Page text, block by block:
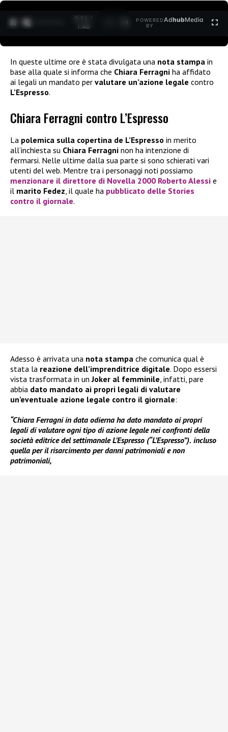
0:15 /
1:40
POWERED
BY
AdhubMedia
In queste ultime ore è stata divulgata una nota stampa in
base alla quale si informa che Chiara Ferragni ha affidato
ai legali un mandato per valutare un’azione legale contro
L’Espresso.
Chiara Ferragni contro L’Espresso
La polemica sulla copertina de L’Espresso in merito
all’inchiesta su Chiara Ferragni non ha intenzione di
fermarsi. Nelle ultime dalla sua parte si sono schierati vari
utenti del web. Mentre tra i personaggi noti possiamo
menzionare il direttore di Novella 2000 Roberto Alessi e
il marito Fedez, il quale ha pubblicato delle Stories
contro il giornale.
Adesso è arrivata una nota stampa che comunica qual è
stata la reazione dell’imprenditrice digitale. Dopo essersi
vista trasformata in unJoker al femminile, infatti, pare
abbia dato mandato ai propri legali di valutare
un’eventuale azione legale contro il giornale:
“Chiara Ferragni in data odierna ha dato mandato ai propri
legali di valutare ogni tipo di azione legale nei confronti della
società editrice del settimanale L’Espresso (“L’Espresso”). incluso
quella per il risarcimento per danni patrimoniali e non
patrimoniali,